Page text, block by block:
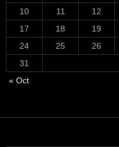
10
11 12
17
18 19
24
25 26
31
« Oct